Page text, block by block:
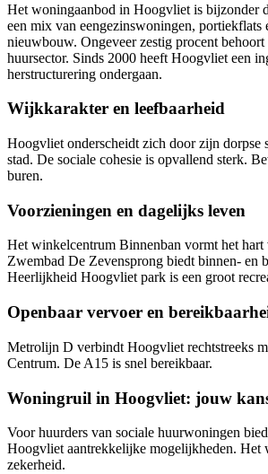
Het woningaanbod in Hoogvliet is bijzonder
een mix van eengezinswoningen, portiekflats
nieuwbouw. Ongeveer zestig procent behoort
huursector. Sinds 2000 heeft Hoogvliet een
herstructurering ondergaan.
Wijkkarakter en leefbaarheid
Hoogvliet onderscheidt zich door zijn dorpse
stad. De sociale cohesie is opvallend sterk.
buren.
Voorzieningen en dagelijks leven
Het winkelcentrum Binnenban vormt het
Zwembad De Zevensprong biedt binnen- en
Heerlijkheid Hoogvliet park is een groot
Openbaar vervoer en
Metrolijn D verbindt Hoogvliet rechtstreeks
Centrum. De A15 is snel bereikbaar.
Woningruil in Hoogvliet: jouw
Voor huurders van sociale huurwoningen
Hoogvliet aantrekkelijke mogelijkheden. Het
zekerheid.